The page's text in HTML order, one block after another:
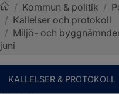
Sotenäs kommun
/ Kommun & politik /
/ Kallelser och protokoll
/ Miljö- och
juni
KALLELSER & PROTOKOLL